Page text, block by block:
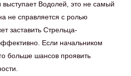
выступает Водолей, это не самый
не справляется с ролью
заставить Стрельца-
Если начальником
больше шансов проявить